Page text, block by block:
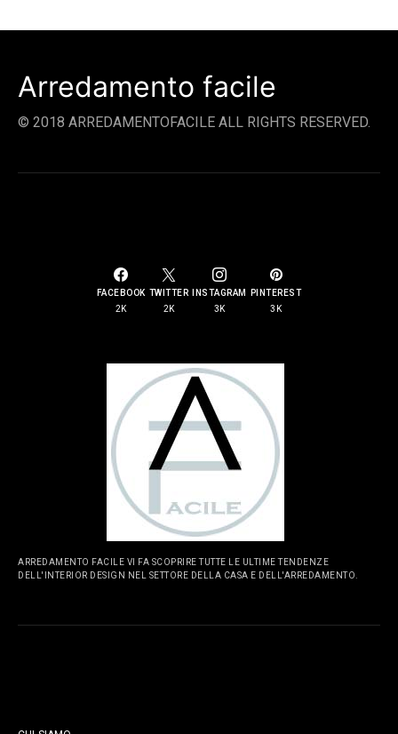
Arredamento facile
© 2018 ARREDAMENTOFACILE ALL RIGHTS RESERVED.
FACEBOOK
2K
TWITTER
2K
INSTAGRAM
3K
PINTEREST
3K
ARREDAMENTO FACILE VI FA SCOPRIRE TUTTE LE ULTIME TENDENZE
DELL'INTERIOR DESIGN NEL SETTORE DELLA CASA E DELL'ARREDAMENTO.